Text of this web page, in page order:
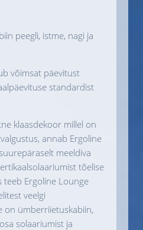
peegli, istme, nagi ja
võimsat päevitust
standardist
klaasdekoor millel on
annab Ergoline
meeldiva
tõelise
teeb Ergoline Lounge
veelgi
on ümberriietuskabiin,
solaariumist ja